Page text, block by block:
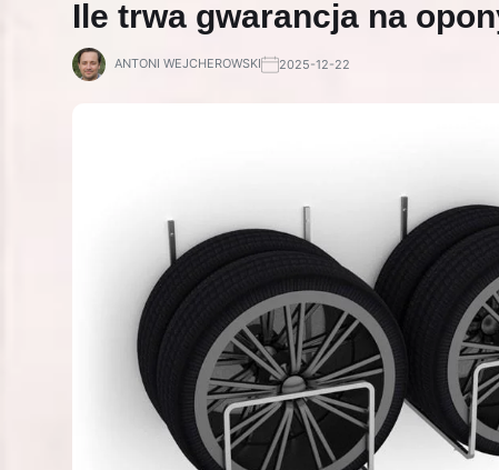
Ile trwa gwarancja na
ANTONI WEJCHEROWSKI 2025-12-22